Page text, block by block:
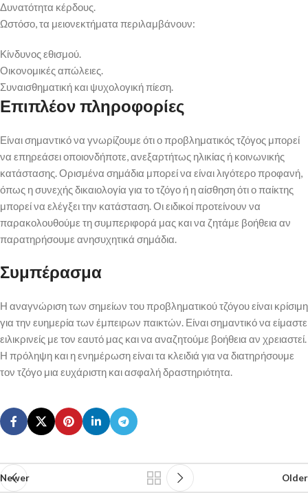
Δυνατότητα κέρδους.
Ωστόσο, τα μειονεκτήματα περιλαμβάνουν:
Κίνδυνος εθισμού.
Οικονομικές απώλειες.
Συναισθηματική και ψυχολογική πίεση.
Επιπλέον πληροφορίες
Είναι σημαντικό να γνωρίζουμε ότι ο προβληματικός τζόγος μπορεί
να επηρεάσει οποιονδήποτε, ανεξαρτήτως ηλικίας ή κοινωνικής
κατάστασης. Ορισμένα σημάδια μπορεί να είναι λιγότερο προφανή,
όπως η συνεχής δικαιολογία για το τζόγο ή η αίσθηση ότι ο παίκτης
μπορεί να ελέγξει την κατάσταση. Οι ειδικοί προτείνουν να
παρακολουθούμε τη συμπεριφορά μας και να ζητάμε βοήθεια αν
παρατηρήσουμε ανησυχητικά σημάδια.
Συμπέρασμα
Η αναγνώριση των σημείων του προβληματικού τζόγου είναι κρίσιμη
για την ευημερία των έμπειρων παικτών. Είναι σημαντικό να είμαστε
ειλικρινείς με τον εαυτό μας και να αναζητούμε βοήθεια αν χρειαστεί.
Η πρόληψη και η ενημέρωση είναι τα κλειδιά για να διατηρήσουμε
τον τζόγο μια ευχάριστη και ασφαλή δραστηριότητα.
Newer Older